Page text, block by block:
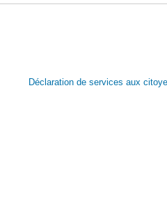
Déclaration de services aux